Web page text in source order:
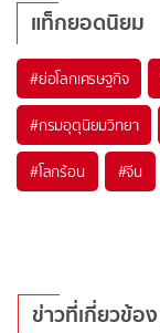
แท็กยอดนิยม
#ย่อโลกเศรษฐกิจ
#กรมอุตุนิยมวิทยา
#โลกร้อน #จีน
ข่าวที่เกี่ยวข้อง